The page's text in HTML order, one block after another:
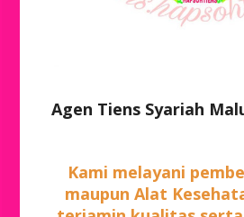
Agen Tiens Syariah
Kami melayani
maupun Alat